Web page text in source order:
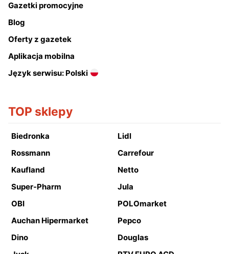
Gazetki promocyjne
Blog
Oferty z gazetek
Aplikacja mobilna
Język serwisu: Polski
TOP sklepy
Biedronka
Lidl
Rossmann
Carrefour
Kaufland
Netto
Super-Pharm
Jula
OBI
POLOmarket
Auchan Hipermarket
Pepco
Dino
Douglas